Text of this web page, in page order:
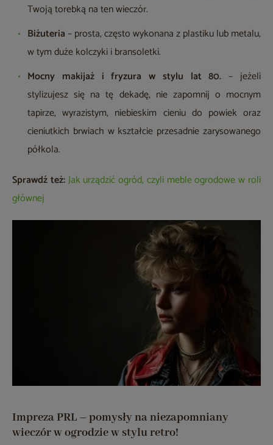
Twoją torebką na ten wieczór.
Biżuteria– prosta, często wykonana z plastiku lub metalu,
w tym duże kolczyki i bransoletki.
Mocny makijaż i fryzura w stylu lat 80.– jeżeli
stylizujesz się na tę dekadę, nie zapomnij o mocnym
tapirze, wyrazistym, niebieskim cieniu do powiek oraz
cieniutkich brwiach w kształcie przesadnie zarysowanego
półkola.
Sprawdź też:Jak urządzić ogród, czyli meble ogrodowe w roli
głównej
Impreza PRL – pomysły na niezapomniany
wieczór w ogrodzie w stylu retro!